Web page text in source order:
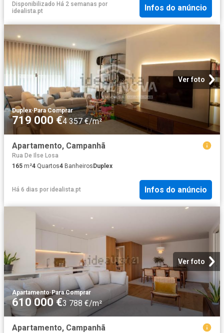
Disponibilizado Há 2 semanas por
idealista.pt
Infos do anúncio
Ver foto
Duplex·Para Comprar
719 000 €4 357 €/m²
Apartamento, Campanhã
Rua De Ilse Losa
165 m²4 Quartos4 Banheiros Duplex
Há 6 dias por idealista.pt Infos do anúncio
Ver foto
Apartamento·Para Comprar
610 000 €3 788 €/m²
Apartamento, Campanhã